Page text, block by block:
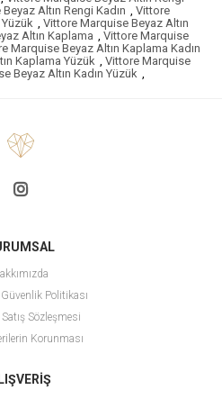
Altın Rengi Kadın , Vittore
, Vittore Marquise Beyaz Altın
Altın Kaplama , Vittore Marquise
Marquise Beyaz Altın Kaplama Kadın
Kaplama Yüzük , Vittore Marquise
Beyaz Altın Kadın Yüzük ,
Politikası
Sözleşmesi
Korunması